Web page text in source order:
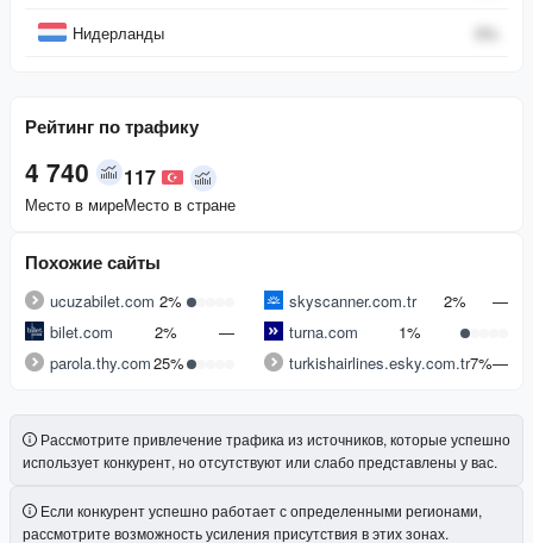
Нидерланды 0%
Рейтинг по трафику
4 740
Место в мире
117
Место в стране
Похожие сайты
ucuzabilet.com 2% skyscanner.com.tr 2%
—
bilet.com
2% — turna.com
1%
parola.thy.com25% turkishairlines.esky.com.tr7%—
Рассмотрите привлечение трафика из источников, которые успешно
использует конкурент, но отсутствуют или слабо представлены у вас.
Если конкурент успешно работает с определенными регионами,
рассмотрите возможность усиления присутствия в этих зонах.